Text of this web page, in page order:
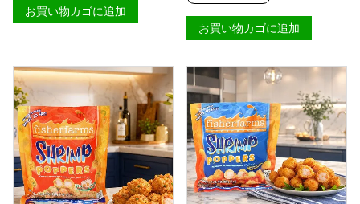
ャ
ー
ム
ズ
ス
モ
ー
ク
バ
骨
な
お買い物カゴに追加
ャ
ー
ァ
ー
ズ
シ
ュ
リ
プ
ポ
ッ
お買い物カゴに追加